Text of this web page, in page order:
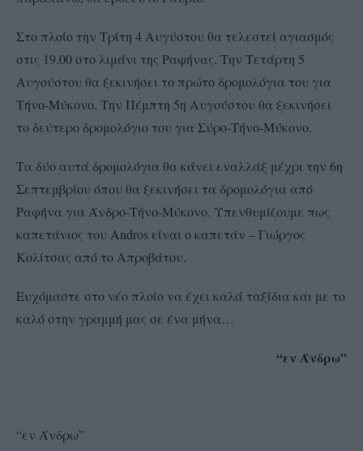
Στο πλοίο την Τρίτη 4 Αυγύστου θα τελεστεί αγιασμός
στις 19.00 στο λιμάνι της Ραφήνας. Την Τετάρτη 5
Αυγούστου θα ξεκινήσει το πρώτο δρομολόγια του για
Τήνο-Μύκονο. Την Πέμπτη 5η Αυγούστου θα ξεκινήσει
το δεύτερο δρομολόγιο του για Σύρο-Τήνο-Μύκονο.
Τα δύο αυτά δρομολόγια θα κάνει εναλλάξ μέχρι την 6η
Σεπτεμβρίου όπου θα ξεκινήσει τα δρομολόγια από
Ραφήνα για Άνδρο-Τήνο-Μύκονο. Υπενθυμίζουμε πως
καπετάνιος του Andros είναι ο καπετάν – Γιώργος
Κολίτσας από το Απροβάτου.
Ευχόμαστε στο νέο πλοίο να έχει καλά ταξίδια και με το
καλό στην γραμμή μας σε ένα μήνα…
“εν Άνδρω”
“εν Άνδρω”